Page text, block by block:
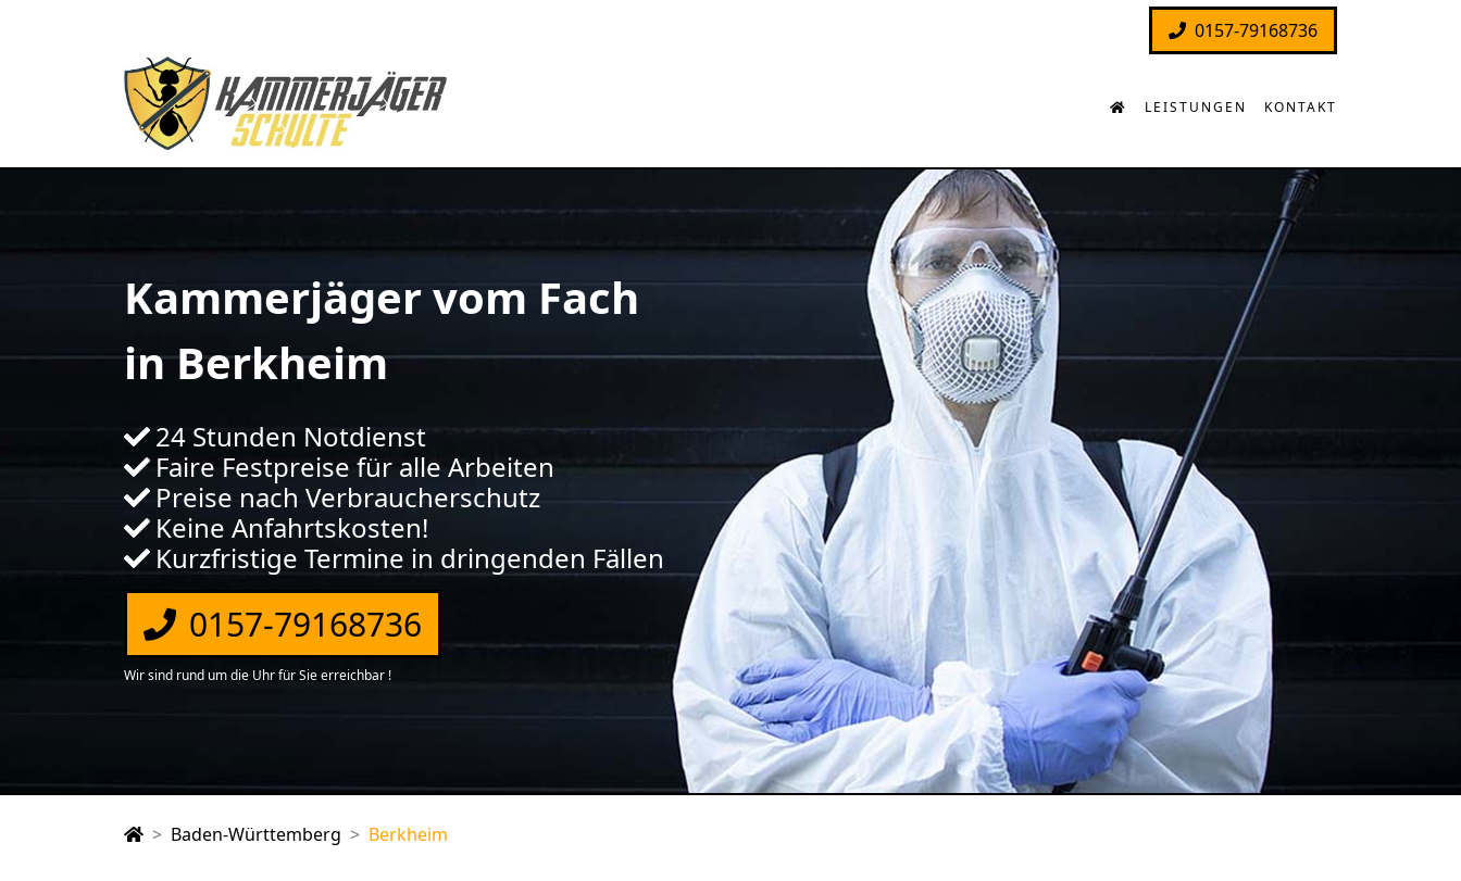
0157-79168736
LEISTUNGEN KONTAKT
Kammerjäger vom Fach
in Berkheim
24 Stunden Notdienst
Faire Festpreise für alle Arbeiten
Preise nach Verbraucherschutz
Keine Anfahrtskosten!
Kurzfristige Termine in dringenden Fällen
0157-79168736
Wir sind rund um die Uhr für Sie erreichbar !
Baden-Württemberg Berkheim